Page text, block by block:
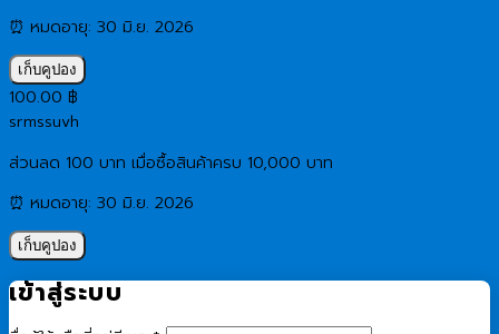
⏰ หมดอายุ: 30 มิ.ย. 2026
เก็บคูปอง
100.00 ฿
srmssuvh
ส่วนลด 100 บาท เมื่อซื้อสินค้าครบ 10,000 บาท
⏰ หมดอายุ: 30 มิ.ย. 2026
เก็บคูปอง
เข้าสู่ระบบ